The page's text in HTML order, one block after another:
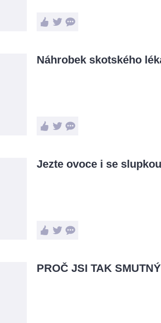
Náhrobek skotského
Jezte ovoce i se slupkou
PROČ JSI TAK